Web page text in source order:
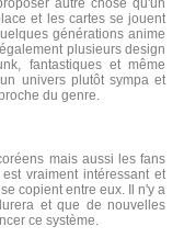
autre chose qu'un
et les cartes se jouent
générations anime
plusieurs design
fantastiques et même
univers plutôt sympa et
du genre.
mais aussi les fans
vraiment intéressant et
copient entre eux. Il n'y a
et que de nouvelles
ce système.